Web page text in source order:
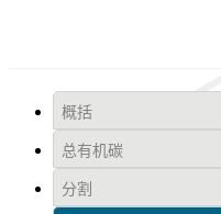
概括
总有机碳
分割